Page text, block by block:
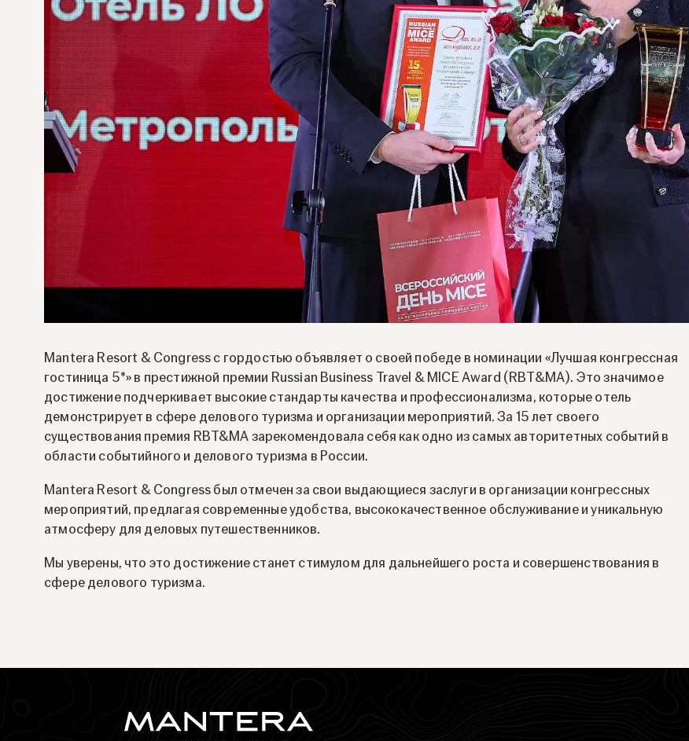
Mantera Resort & Congress с гордостью объявляет о своей победе в номинации «Лучшая конгрессная
гостиница 5*» в престижной премии Russian Business Travel & MICE Award (RBT&MA). Это значимое
достижение подчеркивает высокие стандарты качества и профессионализма, которые отель
демонстрирует в сфере делового туризма и организации мероприятий. За 15 лет своего
существования премия RBT&MA зарекомендовала себя как одно из самых авторитетных событий в
области событийного и делового туризма в России.
Mantera Resort & Congress был отмечен за свои выдающиеся заслуги в организации конгрессных
мероприятий, предлагая современные удобства, высококачественное обслуживание и уникальную
атмосферу для деловых путешественников.
Мы уверены, что это достижение станет стимулом для дальнейшего роста и совершенствования в
сфере делового туризма.